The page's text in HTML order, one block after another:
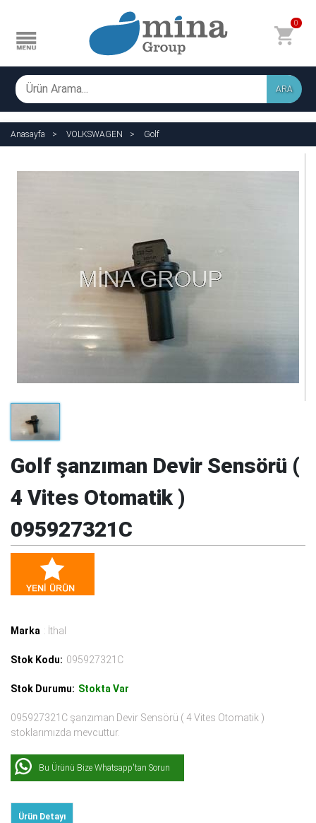
0
ARA
Anasayfa VOLKSWAGEN Golf
Golf şanzıman Devir Sensörü (
4 Vites Otomatik )
095927321C
Marka : İthal
Stok Kodu: 095927321C
Stok Durumu: Stokta Var
095927321C şanzıman Devir Sensörü ( 4 Vites Otomatik )
stoklarımızda mevcuttur.
Bu Ürünü Bize Whatsapp'tan Sorun
Ürün Detayı